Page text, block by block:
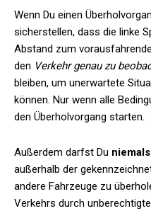
Wenn Du einen
sicherstellen, dass die linke
Abstand zum
den Verkehr genau zu
bleiben, um unerwartete
können. Nur wenn alle
den Überholvorgang starten.
Außerdem darfst Du
außerhalb der
andere Fahrzeuge zu
Verkehrs durch